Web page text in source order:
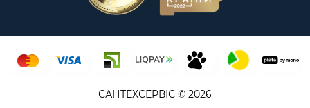
САНТЕХСЕРВІС © 2026